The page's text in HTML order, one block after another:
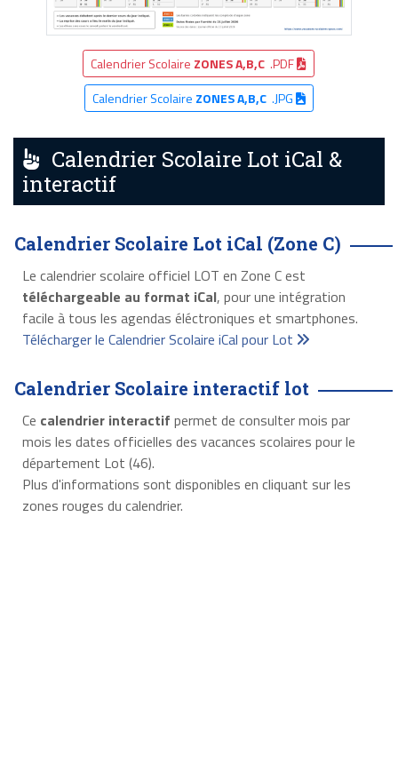
Calendrier Scolaire ZONES A,B,C .PDF
Calendrier Scolaire ZONES A,B,C.JPG
Calendrier Scolaire Lot iCal &
interactif
Calendrier Scolaire Lot iCal (Zone C)
Le calendrier scolaire officiel LOT en Zone C est
téléchargeable au format iCal, pour une intégration
facile à tous les agendas éléctroniques et smartphones.
Télécharger le Calendrier Scolaire iCal pour Lot
Calendrier Scolaire interactif lot
Ce calendrier interactif permet de consulter mois par
mois les dates officielles des vacances scolaires pour le
département Lot (46).
Plus d'informations sont disponibles en cliquant sur les
zones rouges du calendrier.